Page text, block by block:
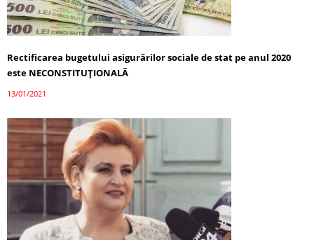
Rectificarea bugetului asigurărilor sociale de stat pe anul 2020
este NECONSTITUȚIONALĂ
13/01/2021